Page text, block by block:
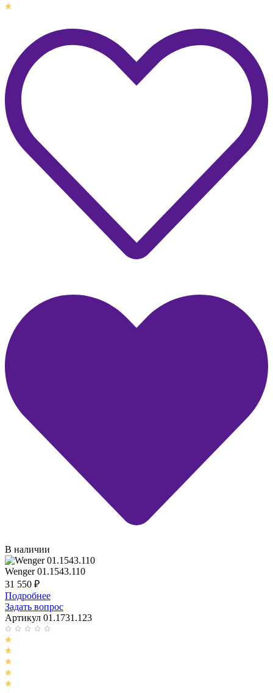
В наличии
Wenger 01.1543.110
31 550 ₽
Подробнее
Задать вопрос
Артикул 01.1731.123